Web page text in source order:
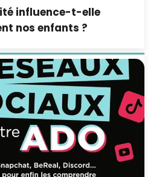
influence-t-elle
nos enfants ?